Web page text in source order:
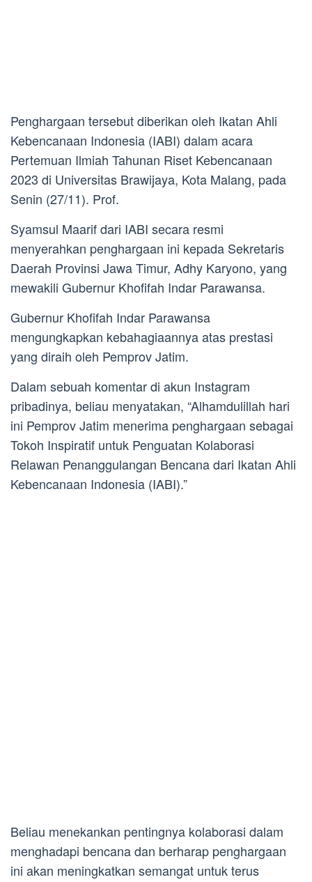
Penghargaan tersebut diberikan oleh Ikatan Ahli
Kebencanaan Indonesia (IABI) dalam acara
Pertemuan Ilmiah Tahunan Riset Kebencanaan
2023 di Universitas Brawijaya, Kota Malang, pada
Senin (27/11). Prof.
Syamsul Maarif dari IABI secara resmi
menyerahkan penghargaan ini kepada Sekretaris
Daerah Provinsi Jawa Timur, Adhy Karyono, yang
mewakili Gubernur Khofifah Indar Parawansa.
Gubernur Khofifah Indar Parawansa
mengungkapkan kebahagiaannya atas prestasi
yang diraih oleh Pemprov Jatim.
Dalam sebuah komentar di akun Instagram
pribadinya, beliau menyatakan, “Alhamdulillah hari
ini Pemprov Jatim menerima penghargaan sebagai
Tokoh Inspiratif untuk Penguatan Kolaborasi
Relawan Penanggulangan Bencana dari Ikatan Ahli
Kebencanaan Indonesia (IABI).”
Beliau menekankan pentingnya kolaborasi dalam
menghadapi bencana dan berharap penghargaan
ini akan meningkatkan semangat untuk terus